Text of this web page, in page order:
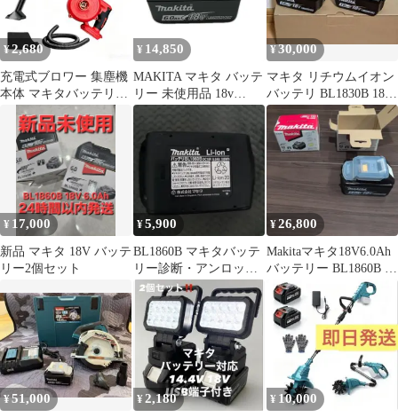
¥2,680
充電式ブロワー 集塵機
本体 マキタバッテリー
交換性
¥ 14,850
MAKITA マキタ バッテ
リー 未使用品 18v
6.0Ah BL1860B ブラッ
¥30,000
マキタ リチウムイオン
バッテリ BL1830B 18V
3.0Ah 2個セット
¥ 17,000
新品 マキタ 18V バッテ
リー2個セット
¥5,900
BL1860B マキタバッテ
リー診断・アンロック
装置 Wi-Fi
¥26,800
Makitaマキタ18V6.0Ah
バッテリー BL1860B 2
個セット日本製
¥51,000 ¥2,180 ¥ 10,000